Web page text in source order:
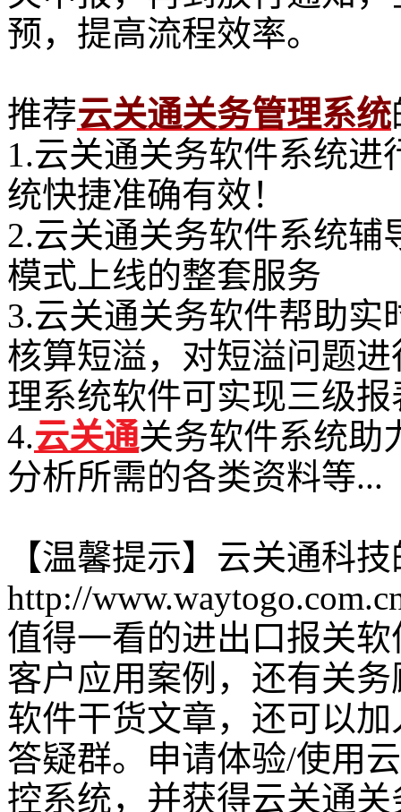
预，提高流程效率。
推荐云关通关务管理系统
1.云关通关务软件系统
统快捷准确有效！
2.云关通关务软件系统辅
模式上线的整套服务
3.云关通关务软件帮助实
核算短溢，对短溢问题
理系统软件可实现三级
4.云关通关务软件系统助
分析所需的各类资料等...
【温馨提示】云关通科
http://
值得一看的进出口报关
客户应用案例，还有关
软件干货文章，还可以
答疑群。申请体验/使用
控系统，并获得云关通